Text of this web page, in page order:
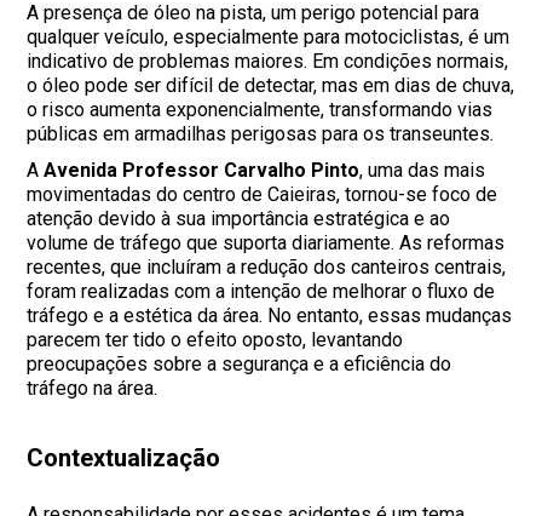
A presença de óleo na pista, um perigo potencial para
qualquer veículo, especialmente para motociclistas, é um
indicativo de problemas maiores. Em condições normais,
o óleo pode ser difícil de detectar, mas em dias de chuva,
o risco aumenta exponencialmente, transformando vias
públicas em armadilhas perigosas para os transeuntes.
AAvenida Professor Carvalho Pinto, uma das mais
movimentadas do centro de Caieiras, tornou-se foco de
atenção devido à sua importância estratégica e ao
volume de tráfego que suporta diariamente. As reformas
recentes, que incluíram a redução dos canteiros centrais,
foram realizadas com a intenção de melhorar o fluxo de
tráfego e a estética da área. No entanto, essas mudanças
parecem ter tido o efeito oposto, levantando
preocupações sobre a segurança e a eficiência do
tráfego na área.
Contextualização